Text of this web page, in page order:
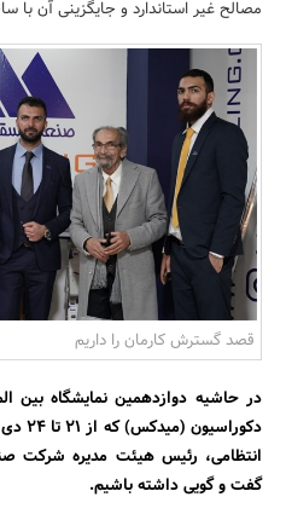
مصالح غیر استاندارد و جایگزینی آن
قصد گسترش کارمان را داریم
در حاشیه دوازدهمین نمایشگاه بین
انتظامی‌، رئیس هیئت مدیره شرکت
گفت ‌و گویی داشته باشیم.